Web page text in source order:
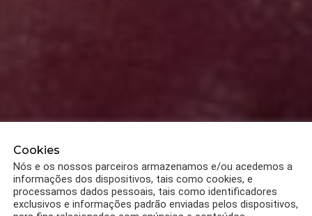
Cookies
Nós e os nossos parceiros armazenamos e/ou acedemos a
informações dos dispositivos, tais como cookies, e
processamos dados pessoais, tais como identificadores
exclusivos e informações padrão enviadas pelos dispositivos,